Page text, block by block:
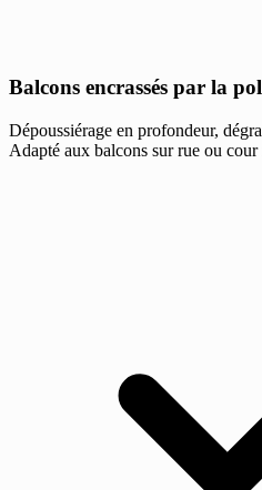
Balcons encrassés par la
Dépoussiérage en profondeur,
Adapté aux balcons sur rue ou